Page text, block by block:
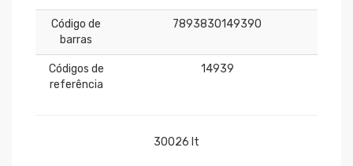
Código de
barras
7893830149390
Códigos de
referência
14939
30026 lt